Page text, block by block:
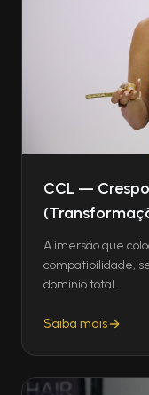
CCL —
A imersão que
compatibilidade,
domínio total.
Saiba mais